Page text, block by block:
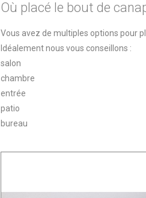
Où placé le bout de
Vous avez de multiples options pour
Idéalement nous vous conseillons :
salon
chambre
entrée
patio
bureau